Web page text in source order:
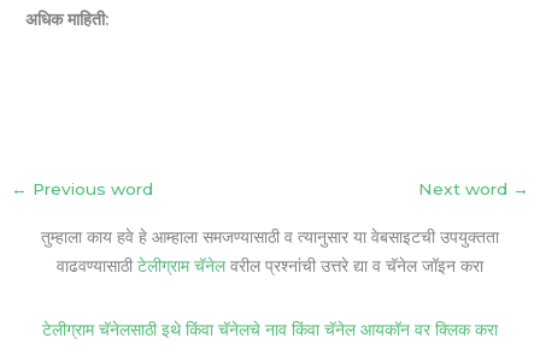
अधिक माहिती:
← Previous word Next word →
तुम्हाला काय हवे हे आम्हाला समजण्यासाठी व त्यानुसार या वेबसाइटची उपयुक्तता
वाढवण्यासाठी टेलीग्राम चॅनेलवरील प्रश्नांची उत्तरे द्या व चॅनेल जॉइन करा
टेलीग्राम चॅनेलसाठी इथे किंवा चॅनेलचे नाव किंवा चॅनेल आयकॉन वर क्लिक करा